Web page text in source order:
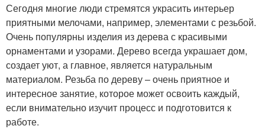
Сегодня многие люди стремятся украсить интерьер
приятными мелочами, например, элементами с резьбой.
Очень популярны изделия из дерева с красивыми
орнаментами и узорами. Дерево всегда украшает дом,
создает уют, а главное, является натуральным
материалом. Резьба по дереву – очень приятное и
интересное занятие, которое может освоить каждый,
если внимательно изучит процесс и подготовится к
работе.